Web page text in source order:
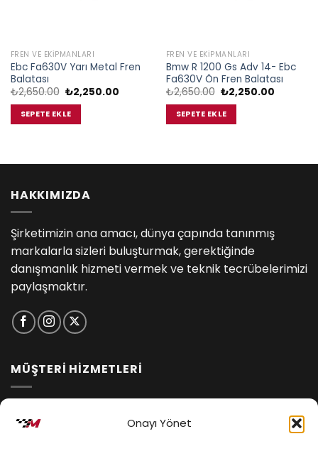
Onayı Yönet
FREN VE EKIPMANLARI
Ebc Fa630V Yarı Metal Fren
Balatası
₺2,650.00 Orijinal
fiyat:
₺2,650.00.
₺2,250.00Şu
SEPETE EKLE
FREN VE EKIPMANLARI
Bmw R 1200 Gs Adv 14- Ebc
Fa630V Ön Fren Balatası
₺2,650.00 Orijinal
fiyat:
₺2,650.00.
₺2,250.00Şu
SEPETE EKLE
HAKKIMIZDA
Şirketimizin ana amacı, dünya çapında tanınmış
markalarla sizleri buluşturmak, gerektiğinde
danışmanlık hizmeti vermek ve teknik tecrübelerimizi
paylaşmaktır.
MÜŞTERİ HİZMETLERİ